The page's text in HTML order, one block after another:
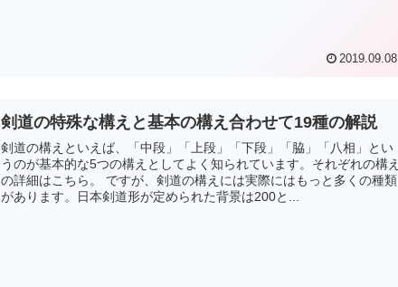
2019.09.08
剣道の特殊な構えと基本の構え合わせて19種の解説
剣道の構えといえば、「中段」「上段」「下段」「脇」「八相」とい
うのが基本的な5つの構えとしてよく知られています。それぞれの構え
の詳細はこちら。 ですが、剣道の構えには実際にはもっと多くの種類
があります。日本剣道形が定められた背景は200と...